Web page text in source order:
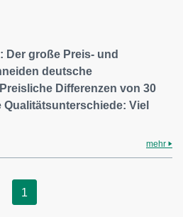
Der große Preis- und
deutsche
Differenzen von 30
Qualitätsunterschiede: Viel
mehr
1